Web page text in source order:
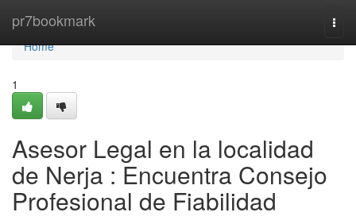
pr7bookmark
Home
Home
1
Asesor Legal en la localidad
de Nerja : Encuentra Consejo
Profesional de Fiabilidad